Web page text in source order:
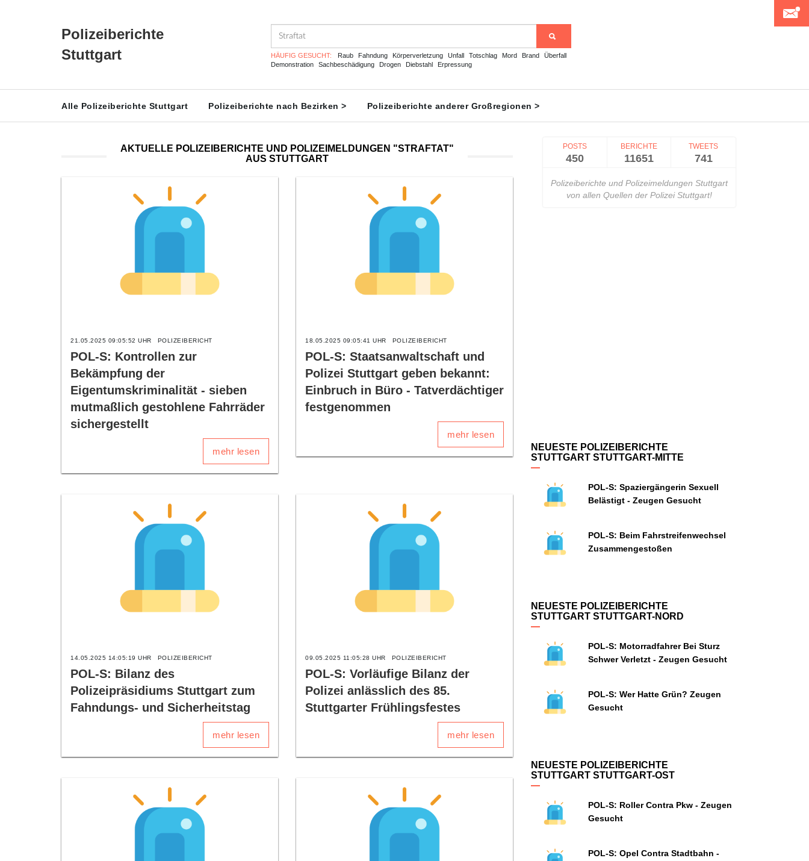
Polizeiberichte
Stuttgart
HÄUFIG GESUCHT: Raub Fahndung Körperverletzung Unfall Totschlag Mord Brand
Überfall
Demonstration
Sachbeschädigung Drogen Diebstahl Erpressung
Alle Polizeiberichte Stuttgart Polizeiberichte nach Bezirken > Polizeiberichte anderer Großregionen >
AKTUELLE POLIZEIBERICHTE UND POLIZEIMELDUNGEN "STRAFTAT"
AUS STUTTGART
21.05.2025 09:05:52 UHR POLIZEIBERICHT
POL-S: Kontrollen zur
Bekämpfung der
Eigentumskriminalität - sieben
mutmaßlich gestohlene Fahrräder
sichergestellt
mehr lesen
18.05.2025 09:05:41 UHR POLIZEIBERICHT
POL-S: Staatsanwaltschaft und
Polizei Stuttgart geben bekannt:
Einbruch in Büro - Tatverdächtiger
festgenommen
mehr lesen
14.05.2025 14:05:19 UHR POLIZEIBERICHT
POL-S: Bilanz des
Polizeipräsidiums Stuttgart zum
Fahndungs- und Sicherheitstag
mehr lesen
09.05.2025 11:05:28 UHR POLIZEIBERICHT
POL-S: Vorläufige Bilanz der
Polizei anlässlich des 85.
Stuttgarter Frühlingsfestes
mehr lesen
POSTS
450
BERICHTE
11651
TWEETS
741
Polizeiberichte und Polizeimeldungen Stuttgart
von allen Quellen der Polizei Stuttgart!
NEUESTE POLIZEIBERICHTE
STUTTGART STUTTGART-MITTE
POL-S: Spaziergängerin Sexuell
Belästigt - Zeugen Gesucht
POL-S: Beim Fahrstreifenwechsel
Zusammengestoßen
NEUESTE POLIZEIBERICHTE
STUTTGART STUTTGART-NORD
POL-S: Motorradfahrer Bei Sturz
Schwer Verletzt - Zeugen Gesucht
POL-S: Wer Hatte Grün? Zeugen
Gesucht
NEUESTE POLIZEIBERICHTE
STUTTGART STUTTGART-OST
POL-S: Roller Contra Pkw - Zeugen
Gesucht
POL-S: Opel Contra Stadtbahn -